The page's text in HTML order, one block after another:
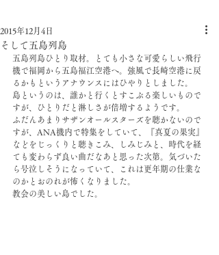
そして五島列島
2015年12月4日
五島列島ひとり取材。とても小さな可愛らしい飛行
機で福岡から五島福江空港へ。強風で長崎空港に戻
るかもというアナウンスにはひやりとしました。
島というのは、誰かと行くとすこぶる楽しいもので
すが、ひとりだと淋しさが倍増するようです。
ふだんあまりサザンオールスターズを聴かないので
すが、ANA機内で特集をしていて、『真夏の果実』
などをじっくりと聴きこみ、しみじみと、時代を経
ても変わらず良い曲だなあと思った次第。気づいた
ら号泣しそうになっていて、これは更年期の仕業な
のかとおのれが怖くなりました。
教会の美しい島でした。